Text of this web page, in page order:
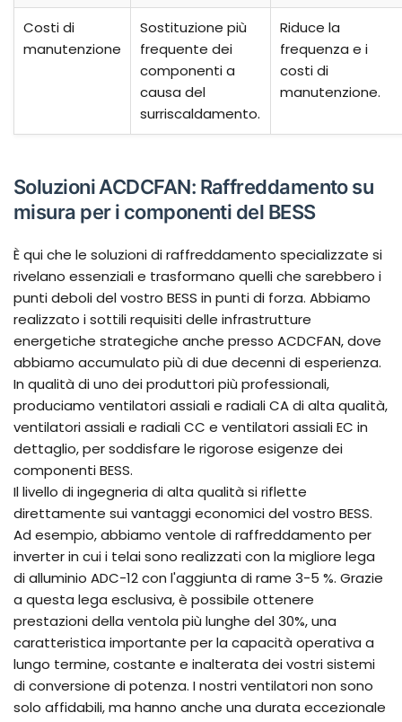
Costi di
manutenzione
Sostituzione più
frequente dei
componenti a
causa del
surriscaldamento.
Riduce la
frequenza e i
costi di
manutenzione.
Soluzioni ACDCFAN: Raffreddamento su
misura per i componenti del BESS
È qui che le soluzioni di raffreddamento specializzate si
rivelano essenziali e trasformano quelli che sarebbero i
punti deboli del vostro BESS in punti di forza. Abbiamo
realizzato i sottili requisiti delle infrastrutture
energetiche strategiche anche presso ACDCFAN, dove
abbiamo accumulato più di due decenni di esperienza.
In qualità di uno dei produttori più professionali,
produciamo ventilatori assiali e radiali CA di alta qualità,
ventilatori assiali e radiali CC e ventilatori assiali EC in
dettaglio, per soddisfare le rigorose esigenze dei
componenti BESS.
Il livello di ingegneria di alta qualità si riflette
direttamente sui vantaggi economici del vostro BESS.
Ad esempio, abbiamo ventole di raffreddamento per
inverter in cui i telai sono realizzati con la migliore lega
di alluminio ADC-12 con l'aggiunta di rame 3-5 %. Grazie
a questa lega esclusiva, è possibile ottenere
prestazioni della ventola più lunghe del 30%, una
caratteristica importante per la capacità operativa a
lungo termine, costante e inalterata dei vostri sistemi
di conversione di potenza. I nostri ventilatori non sono
solo affidabili, ma hanno anche una durata eccezionale